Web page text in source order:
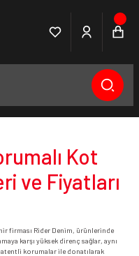
Kot
ve Fiyatları
firması Rider Denim, ürünlerinde
karşı yüksek direnç sağlar, aynı
korumalar ile donatılarak